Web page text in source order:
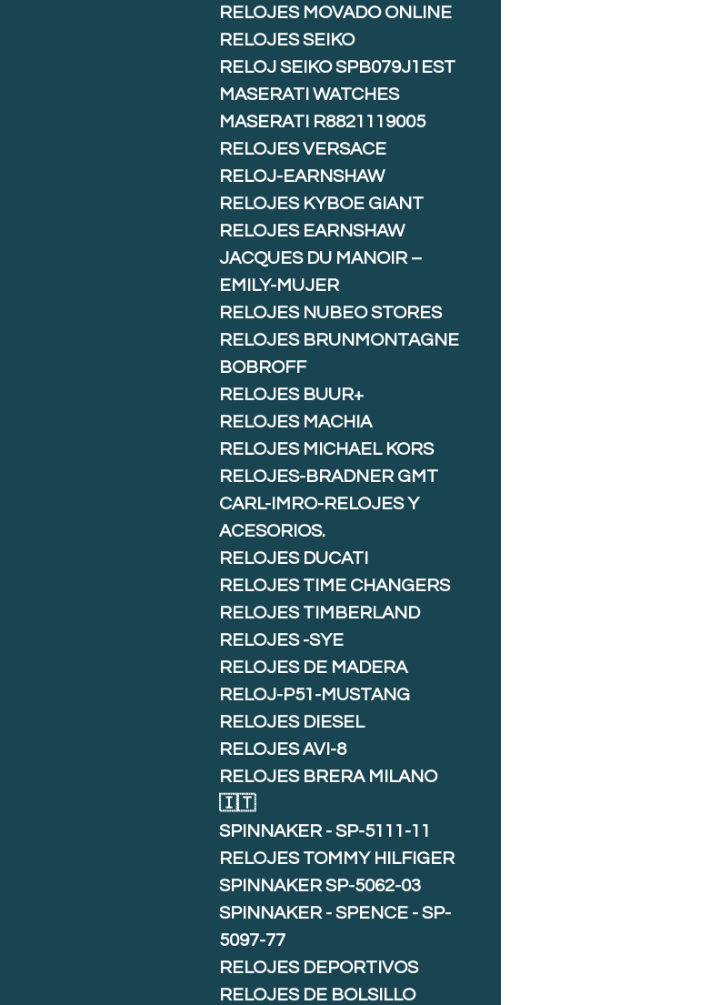
RELOJES MOVADO ONLINE
RELOJES SEIKO
RELOJ SEIKO SPB079J1EST
MASERATI WATCHES
MASERATI R8821119005
RELOJES VERSACE
RELOJ-EARNSHAW
RELOJES KYBOE GIANT
RELOJES EARNSHAW
JACQUES DU MANOIR –
EMILY-MUJER
RELOJES NUBEO STORES
RELOJES BRUNMONTAGNE
BOBROFF
RELOJES BUUR+
RELOJES MACHIA
RELOJES MICHAEL KORS
RELOJES-BRADNER GMT
CARL-IMRO-RELOJES Y
ACESORIOS.
RELOJES DUCATI
RELOJES TIME CHANGERS
RELOJES TIMBERLAND
RELOJES -SYE
RELOJES DE MADERA
RELOJ-P51-MUSTANG
RELOJES DIESEL
RELOJES AVI-8
RELOJES BRERA MILANO
🇮🇹
SPINNAKER - SP-5111-11
RELOJES TOMMY HILFIGER
SPINNAKER SP-5062-03
SPINNAKER - SPENCE - SP-
5097-77
RELOJES DEPORTIVOS
RELOJES DE BOLSILLO